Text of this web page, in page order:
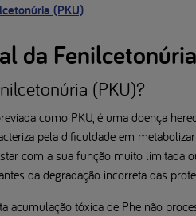
(PKU)
da
(PKU)?
como PKU, é uma doença
pela dificuldade em
com a sua função muito limitada
da degradação incorreta das
acumulação tóxica de Phe não